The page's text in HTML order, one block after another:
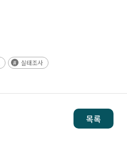
실태조사
목록